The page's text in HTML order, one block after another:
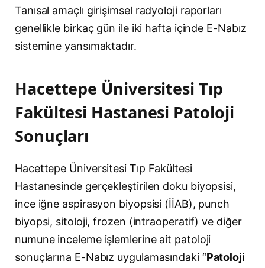
Tanısal amaçlı girişimsel radyoloji raporları
genellikle birkaç gün ile iki hafta içinde E-Nabız
sistemine yansımaktadır.
Hacettepe Üniversitesi Tıp
Fakültesi Hastanesi Patoloji
Sonuçları
Hacettepe Üniversitesi Tıp Fakültesi
Hastanesinde gerçekleştirilen doku biyopsisi,
ince iğne aspirasyon biyopsisi (İİAB), punch
biyopsi, sitoloji, frozen (intraoperatif) ve diğer
numune inceleme işlemlerine ait patoloji
sonuçlarına E-Nabız uygulamasındaki “Patoloji